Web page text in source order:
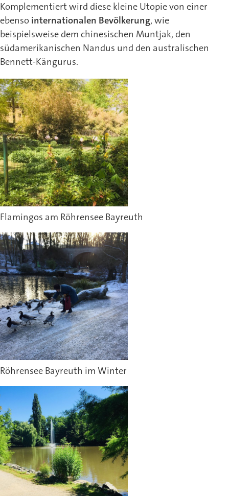
Komplementiert wird diese kleine Utopie von einer
ebenso internationalen Bevölkerung, wie
beispielsweise dem chinesischen Muntjak, den
südamerikanischen Nandus und den australischen
Bennett-Kängurus.
Flamingos am Röhrensee Bayreuth
Röhrensee Bayreuth im Winter